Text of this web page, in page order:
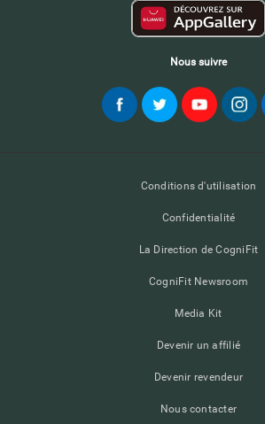
Nous suivre
Conditions d'utilisation
Confidentialité
La Direction de CogniFit
CogniFit Newsroom
Media Kit
Devenir un affilié
Devenir revendeur
Nous contacter